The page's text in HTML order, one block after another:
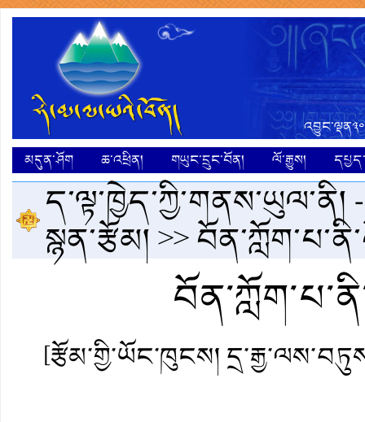
མདུན་ཤོག
ཆ་འཕྲིན། གཡུང་དྲུང་བོན། ལོ་རྒྱུས།
ད་ལྟ་ཁྱེད་ཀྱི་གནས་ཡུལ་ནི།
སྙན་རྩོམ།>>
[རྩོམ་གྱི་ཡོང་ཁུངས།